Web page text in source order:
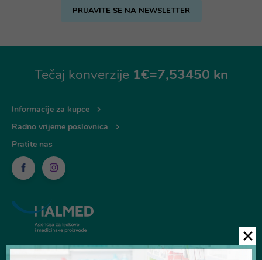
PRIJAVITE SE NA NEWSLETTER
Tečaj konverzije 1€=7,53450 kn
Informacije za kupce
Radno vrijeme poslovnica
Pratite nas